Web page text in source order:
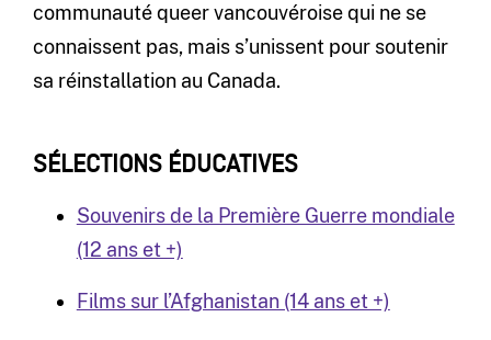
communauté queer vancouvéroise qui ne se
connaissent pas, mais s’unissent pour soutenir
sa réinstallation au Canada.
SÉLECTIONS ÉDUCATIVES
Souvenirs de la Première Guerre mondiale
(12 ans et +)
Films sur l’Afghanistan (14 ans et +)